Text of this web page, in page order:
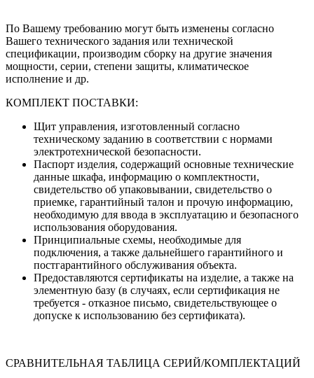
По Вашему требованию могут быть изменены согласно
Вашего технического задания или технической
спецификации, производим сборку на другие значения
мощности, серии, степени защиты, климатическое
исполнение и др.
КОМПЛЕКТ ПОСТАВКИ:
Щит управления, изготовленный согласно
техническому заданию в соответствии с нормами
электротехнической безопасности.
Паспорт изделия, содержащий основные технические
данные шкафа, информацию о комплектности,
свидетельство об упаковывании, свидетельство о
приемке, гарантийный талон и прочую информацию,
необходимую для ввода в эксплуатацию и безопасного
использования оборудования.
Принципиальные схемы, необходимые для
подключения, а также дальнейшего гарантийного и
постгарантийного обслуживания объекта.
Предоставляются сертификаты на изделие, а также на
элементную базу (в случаях, если сертификация не
требуется - отказное письмо, свидетельствующее о
допуске к использованию без сертификата).
СРАВНИТЕЛЬНАЯ ТАБЛИЦА СЕРИЙ/КОМПЛЕКТАЦИЙ